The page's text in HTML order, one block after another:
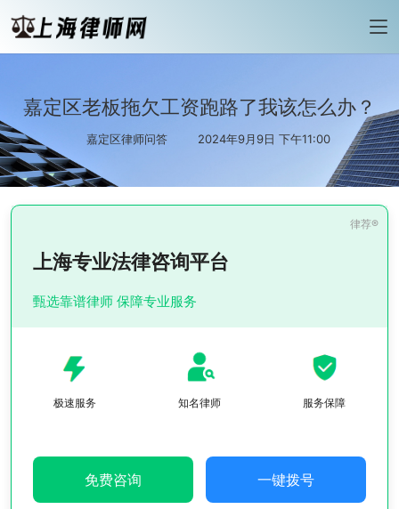
嘉定区老板拖欠工资跑路了我该怎么办？
嘉定区律师问答 2024年9月9日 下午11:00
上海专业法律咨询平台
甄选靠谱律师 保障专业服务
极速服务 知名律师 服务保障
免费咨询 一键拨号